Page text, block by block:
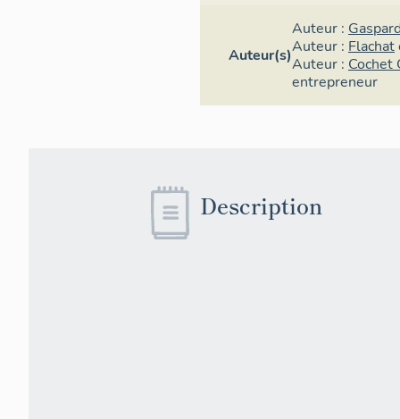
Auteur(s)
Auteur :
Auteur : Flachat
Auteur : Cochet
entrepreneur
Description